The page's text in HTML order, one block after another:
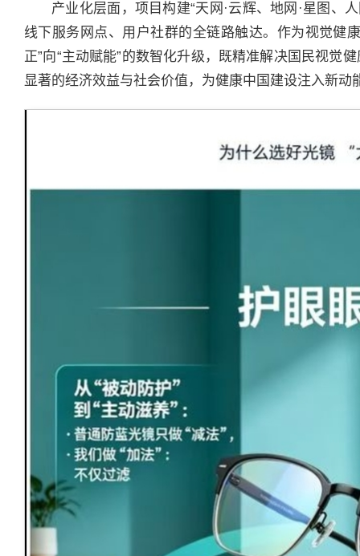
产业化层面，项目构建“天网·云辉、地网·星图、
线下服务网点、用户社群的全链路触达。作为视觉健
正”向“主动赋能”的数智化升级，既精准解决国民视觉
显著的经济效益与社会价值，为健康中国建设注入新动